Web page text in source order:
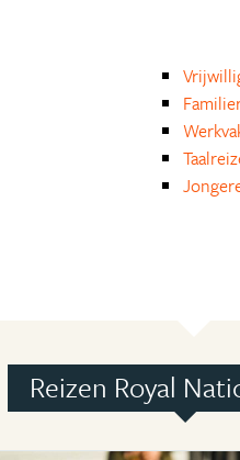
Reizen Royal